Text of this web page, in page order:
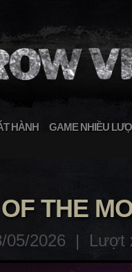
HÀNH GAME NHIỀU
THE
05/2026 | Lượt